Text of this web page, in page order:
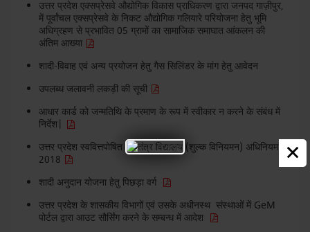
×
उत्तर प्रदेश एक्सप्रेसवे औ‌द्योगिक विकास प्राधिकरण द्वारा जनपद गाज़ीपुर,
में पूर्वांचल एक्सप्रेसवे के निकट औ‌द्योगिक गलियारे परियोजना हेतु भूमि
अधिग्रहण से प्रभावित 05 ग्रामों का सामाजिक समाघात आंकलन की
अंतिम आख्या
शादी-विवाह एवं अन्य प्रयोजन हेतु गैस सिलिंडर के मांग हेतु आवेदन
उपलब्ध जलावनी लकड़ी की सूची
आधार कार्ड को जन्मतिथि के प्रमाण के रूप में स्वीकार न करने के संबंध में
निर्देश|
उत्तर प्रदेश स्ववित्तपोषित स्वतंत्र विद्यालय (शुल्क विनियमन) अधिनियम
2018
शादी अनुदान योजना हेतु पिछड़ा वर्ग
उत्तर प्रदेश के शासकीय विभागों एवं उसके अधीनस्थ संस्थाओं में GeM
पोर्टल द्वारा आउट सौर्सिंग करने के सम्बन्ध में आदेश